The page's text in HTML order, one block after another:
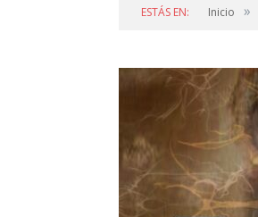
ESTÁS EN: Inicio »